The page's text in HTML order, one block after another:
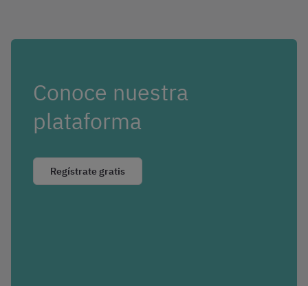
Conoce nuestra
plataforma
Regístrate gratis